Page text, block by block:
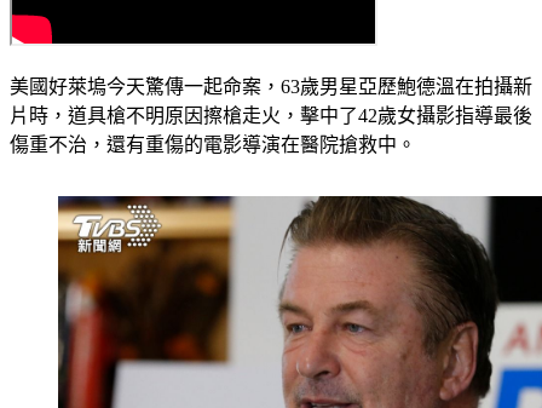
美國好萊塢今天驚傳一起命案，63歲男星亞歷鮑德溫在拍攝新
片時，道具槍不明原因擦槍走火，擊中了42歲女攝影指導最後